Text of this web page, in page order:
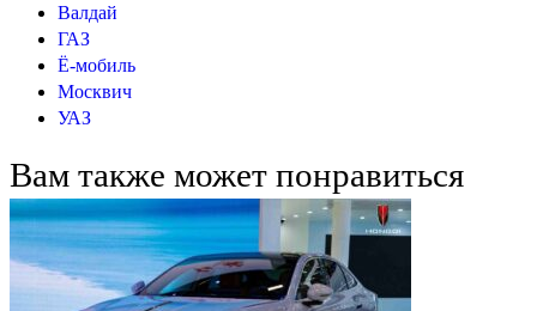
Валдай
ГАЗ
Ё-мобиль
Москвич
УАЗ
Вам также может понравиться